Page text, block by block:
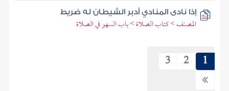
إذا نادى المنادي أدبر الشيطان له ضريط
المصنف > كتاب الصلاة > باب السهو في الصلاة
1
2
3